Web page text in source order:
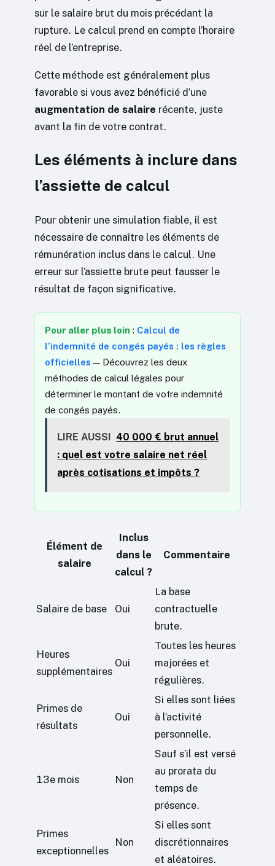
sur le salaire brut du mois précédant la
rupture. Le calcul prend en compte l’horaire
réel de l’entreprise.
Cette méthode est généralement plus
favorable si vous avez bénéficié d’une
augmentation de salaire récente, juste
avant la fin de votre contrat.
Les éléments à inclure dans
l’assiette de calcul
Pour obtenir une simulation fiable, il est
nécessaire de connaître les éléments de
rémunération inclus dans le calcul. Une
erreur sur l’assiette brute peut fausser le
résultat de façon significative.
Pour aller plus loin : Calcul de
l’indemnité de congés payés : les règles
officielles — Découvrez les deux
méthodes de calcul légales pour
déterminer le montant de votre indemnité
de congés payés.
LIRE AUSSI
40 000 € brut annuel
: quel est votre salaire net réel
après cotisations et impôts ?
Élément de
salaire
Inclus
dans le
calcul ?
Commentaire
Salaire de base Oui
La base
contractuelle
brute.
Heures
supplémentaires
Oui
Toutes les heures
majorées et
régulières.
Primes de
résultats
Oui
Si elles sont liées
à l’activité
personnelle.
13e mois Non
Sauf s’il est versé
au prorata du
temps de
présence.
Primes
exceptionnelles
Non
Si elles sont
discrétionnaires
et aléatoires.